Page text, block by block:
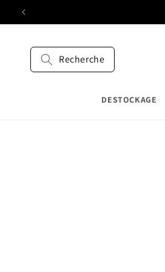
passer
au
Recherche
DESTOCKAGE